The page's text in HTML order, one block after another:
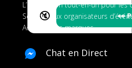
🔇 👀
L’application tout-en-un pour les
Services aux organisateurs
Ads pour les marques
Chat en Direct